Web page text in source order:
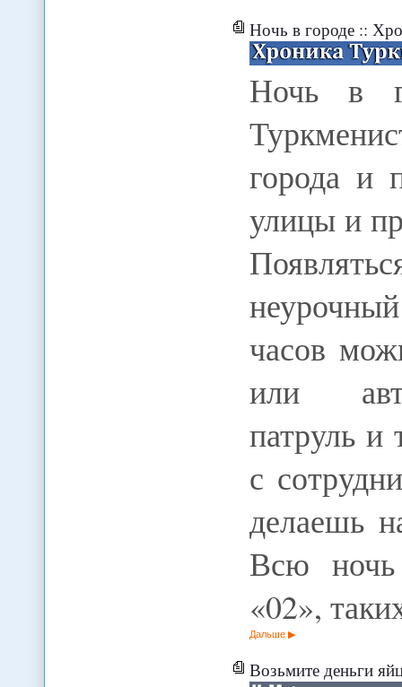
Ночь в городе ::
Ночь в
города и
улицы и
часов
или
патруль и
с
делаешь
Всю ночь
«02»,
Дальше
Возьмите деньги